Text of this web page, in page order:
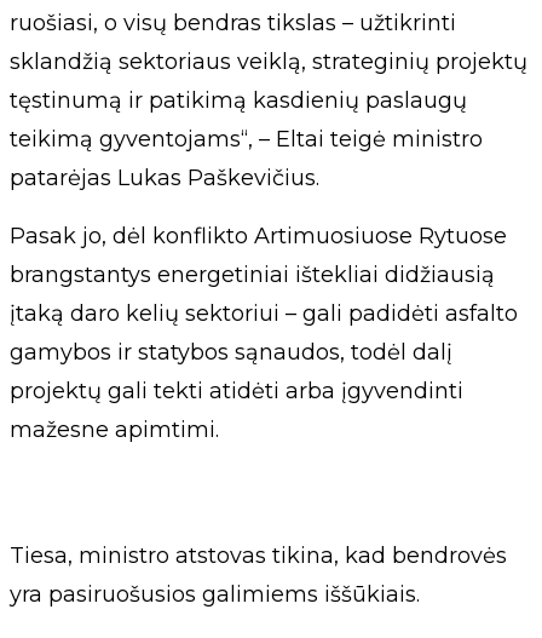
ruošiasi, o visų bendras tikslas – užtikrinti
sklandžią sektoriaus veiklą, strateginių projektų
tęstinumą ir patikimą kasdienių paslaugų
teikimą gyventojams“, – Eltai teigė ministro
patarėjas Lukas Paškevičius.
Pasak jo, dėl konflikto Artimuosiuose Rytuose
brangstantys energetiniai ištekliai didžiausią
įtaką daro kelių sektoriui – gali padidėti asfalto
gamybos ir statybos sąnaudos, todėl dalį
projektų gali tekti atidėti arba įgyvendinti
mažesne apimtimi.
Tiesa, ministro atstovas tikina, kad bendrovės
yra pasiruošusios galimiems iššūkiais.